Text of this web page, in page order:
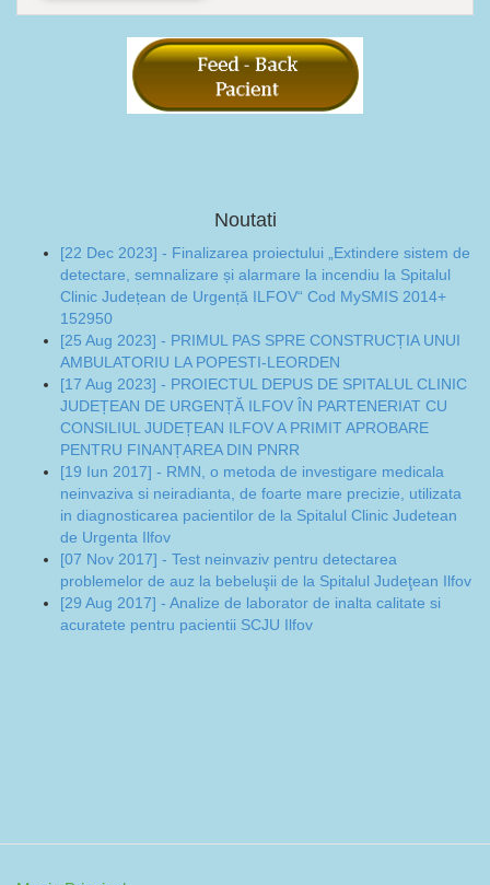
Noutati
[22 Dec 2023] - Finalizarea proiectului „Extindere sistem de
detectare, semnalizare și alarmare la incendiu la Spitalul
Clinic Județean de Urgență ILFOV“ Cod MySMIS 2014+
152950
[25 Aug 2023] - PRIMUL PAS SPRE CONSTRUCȚIA UNUI
AMBULATORIU LA POPESTI-LEORDEN
[17 Aug 2023] - PROIECTUL DEPUS DE SPITALUL CLINIC
JUDEȚEAN DE URGENȚĂ ILFOV ÎN PARTENERIAT CU
CONSILIUL JUDEȚEAN ILFOV A PRIMIT APROBARE
PENTRU FINANȚAREA DIN PNRR
[19 Iun 2017] - RMN, o metoda de investigare medicala
neinvaziva si neiradianta, de foarte mare precizie, utilizata
in diagnosticarea pacientilor de la Spitalul Clinic Judetean
de Urgenta Ilfov
[07 Nov 2017] - Test neinvaziv pentru detectarea
problemelor de auz la bebeluşii de la Spitalul Judeţean Ilfov
[29 Aug 2017] - Analize de laborator de inalta calitate si
acuratete pentru pacientii SCJU Ilfov